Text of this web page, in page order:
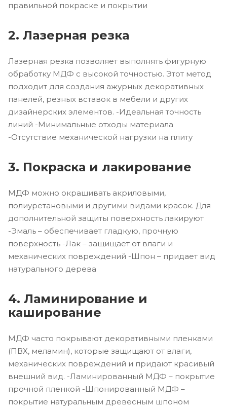
правильной покраске и покрытии
2. Лазерная резка
Лазерная резка позволяет выполнять фигурную
обработку МДФ с высокой точностью. Этот метод
подходит для создания ажурных декоративных
панелей, резных вставок в мебели и других
дизайнерских элементов. -Идеальная точность
линий -Минимальные отходы материала
-Отсутствие механической нагрузки на плиту
3. Покраска и лакирование
МДФ можно окрашивать акриловыми,
полиуретановыми и другими видами красок. Для
дополнительной защиты поверхность лакируют
-Эмаль – обеспечивает гладкую, прочную
поверхность -Лак – защищает от влаги и
механических повреждений -Шпон – придает вид
натурального дерева
4. Ламинирование и
каширование
МДФ часто покрывают декоративными пленками
(ПВХ, меламин), которые защищают от влаги,
механических повреждений и придают красивый
внешний вид. -Ламинированный МДФ – покрытие
прочной пленкой -Шпонированный МДФ –
покрытие натуральным древесным шпоном